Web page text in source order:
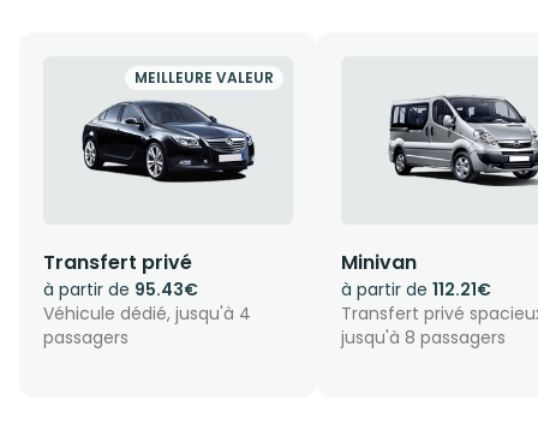
MEILLEURE VALEUR
Transfert privé
à partir de 95.43€
Véhicule dédié, jusqu'à 4
passagers
Minivan
à partir de 112.21€
Transfert privé
jusqu'à 8 passagers